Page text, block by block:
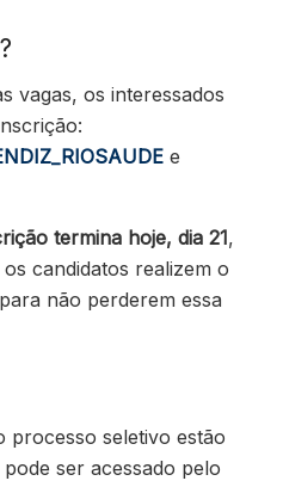
vagas, os interessados
e
termina hoje, dia 21,
candidatos realizem o
não perderem essa
processo seletivo estão
ser acessado pelo